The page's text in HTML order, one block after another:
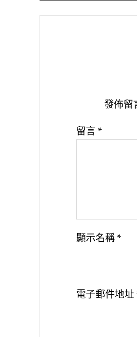
發佈留
留言 *
顯示名稱 *
電子郵件地址